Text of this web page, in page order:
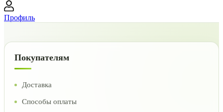
Профиль
Покупателям
Доставка
Способы оплаты